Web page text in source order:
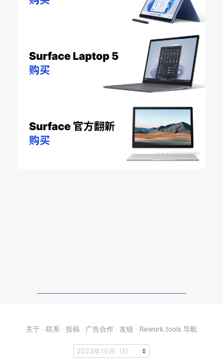
关于 · 联系 · 投稿 · 广告合作 · 友链 · Rework.tools 导航